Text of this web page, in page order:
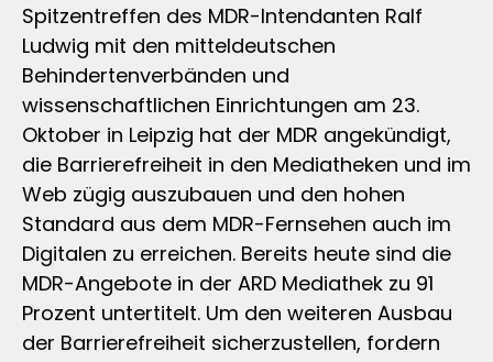
Spitzentreffen des MDR-Intendanten Ralf
Ludwig mit den mitteldeutschen
Behindertenverbänden und
wissenschaftlichen Einrichtungen am 23.
Oktober in Leipzig hat der MDR angekündigt,
die Barrierefreiheit in den Mediatheken und im
Web zügig auszubauen und den hohen
Standard aus dem MDR-Fernsehen auch im
Digitalen zu erreichen. Bereits heute sind die
MDR-Angebote in der ARD Mediathek zu 91
Prozent untertitelt. Um den weiteren Ausbau
der Barrierefreiheit sicherzustellen, fordern